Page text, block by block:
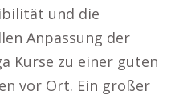
und die
Anpassung der
Kurse zu einer guten
vor Ort. Ein großer